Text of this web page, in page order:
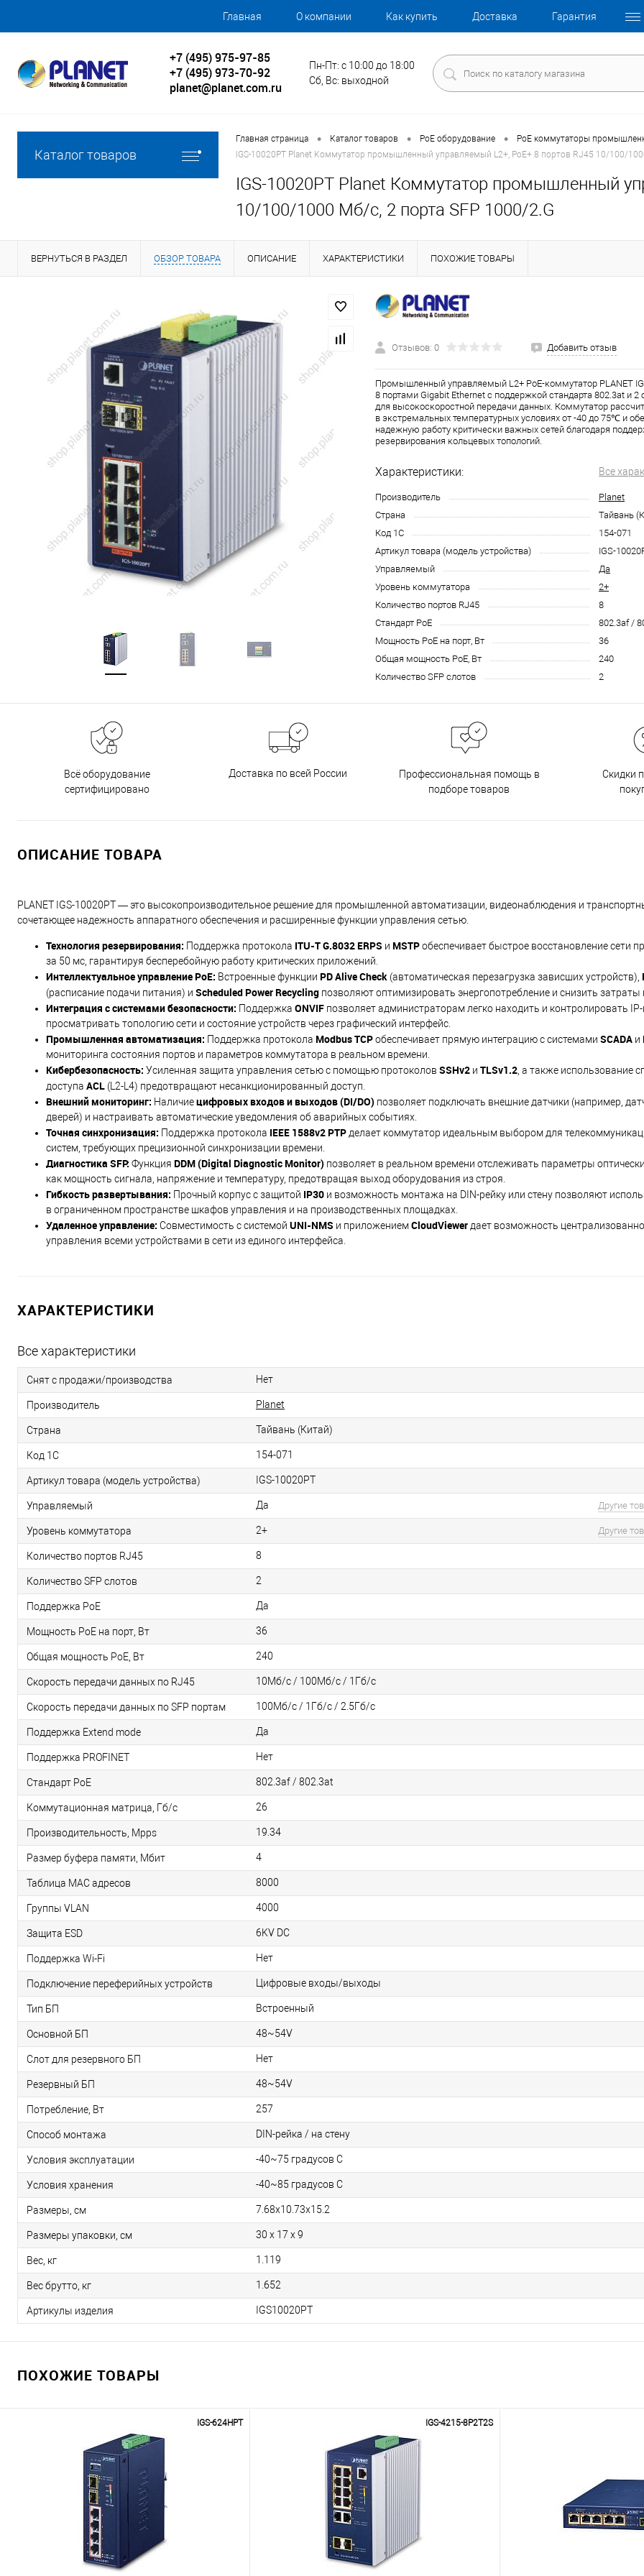
Главная О компании Как купить Доставка Гарантия
+7 (495) 975-97-85
+7 (495) 973-70-92
planet@planet.com.ru
Пн-Пт: с 10:00 до 18:00
Сб, Вс: выходной
Каталог товаров
Главная страница • Каталог товаров • PoE оборудование • PoE коммутаторы
IGS-10020PT Planet Коммутатор промышленный управляемый L2+, PoE+ 8 портов RJ45 10/100/
IGS-10020PT Planet Коммутатор промышленный
10/100/1000 Мб/с, 2 порта SFP 1000/2.G
ВЕРНУТЬСЯ В РАЗДЕЛ ОБЗОР ТОВАРА ОПИСАНИЕ ХАРАКТЕРИСТИКИ ПОХОЖИЕ ТОВАРЫ
Отзывов: 0 Добавить отзыв
Промышленный управляемый L2+ PoE-коммутатор PLANET
8 портами Gigabit Ethernet с поддержкой стандарта 802.3at и 2
для высокоскоростной передачи данных. Коммутатор
в экстремальных температурных условиях от -40 до 75℃ и
надежную работу критически важных сетей благодаря
резервирования кольцевых топологий.
Характеристики: Все
Производитель
Planet
Страна
Тайвань
Код 1С
154-071
Артикул товара (модель устройства)
IGS-
Управляемый
Да
Уровень коммутатора
2+
Количество портов RJ45
8
Стандарт PoE
802.3af /
Мощность PoE на порт, Вт
36
Общая мощность PoE, Вт
240
Количество SFP слотов
2
Всё оборудование
сертифицировано
Доставка по всей России
Профессиональная помощь в
подборе товаров
Скидки
ОПИСАНИЕ ТОВАРА
PLANET IGS-10020PT — это высокопроизводительное решение для промышленной автоматизации, видеонаблюдения и
сочетающее надежность аппаратного обеспечения и расширенные функции управления сетью.
Технология резервирования: Поддержка протокола ITU-T G.8032 ERPS и MSTPобеспечивает быстрое восстановление сети
за 50 мс, гарантируя бесперебойную работу критических приложений.
Интеллектуальное управление PoE: Встроенные функции PD Alive Check (автоматическая перезагрузка зависших устройств),
(расписание подачи питания) и Scheduled Power Recycling позволяют оптимизировать энергопотребление и снизить затраты
Интеграция с системами безопасности: Поддержка ONVIF позволяет администраторам легко находить и контролировать
просматривать топологию сети и состояние устройств через графический интерфейс.
Промышленная автоматизация: Поддержка протокола Modbus TCPобеспечивает прямую интеграцию с системами SCADA и
мониторинга состояния портов и параметров коммутатора в реальном времени.
Кибербезопасность: Усиленная защита управления сетью с помощью протоколов SSHv2 и TLSv1.2 , а также использование
доступа ACL (L2-L4) предотвращают несанкционированный доступ.
Внешний мониторинг: Наличиецифровых входов и выходов (DI/DO) позволяет подключать внешние датчики (например,
дверей) и настраивать автоматические уведомления об аварийных событиях.
Точная синхронизация: Поддержка протокола IEEE 1588v2 PTP делает коммутатор идеальным выбором для
систем, требующих прецизионной синхронизации времени.
Диагностика SFP: Функция DDM (Digital Diagnostic Monitor) позволяет в реальном времени отслеживать параметры
как мощность сигнала, напряжение и температуру, предотвращая выход оборудования из строя.
Гибкость развертывания: Прочный корпус с защитой IP30 и возможность монтажа на DIN-рейку или стену позволяют
в ограниченном пространстве шкафов управления и на производственных площадках.
Удаленное управление: Совместимость с системой UNI-NMS и приложениемCloudViewer дает возможность
управления всеми устройствами в сети из единого интерфейса.
ХАРАКТЕРИСТИКИ
Все характеристики
Снят с продажи/производства Нет
Производитель Planet
Страна Тайвань (Китай)
Код 1С 154-071
Артикул товара (модель устройства) IGS-10020PT
Управляемый Да Другие
Уровень коммутатора 2+ Другие
Количество портов RJ45 8
Количество SFP слотов 2
Поддержка PoE Да
Мощность PoE на порт, Вт 36
Общая мощность PoE, Вт 240
Скорость передачи данных по RJ45 10Мб/с / 100Мб/с / 1Гб/с
Скорость передачи данных по SFP портам 100Мб/с / 1Гб/с / 2.5Гб/с
Поддержка Extend mode Да
Поддержка PROFINET Нет
Стандарт PoE 802.3af / 802.3at
Коммутационная матрица, Гб/с 26
Производительность, Mpps 19.34
Размер буфера памяти, Мбит 4
Таблица MAC адресов 8000
Группы VLAN 4000
Защита ESD 6KV DC
Поддержка Wi-Fi Нет
Подключение переферийных устройств Цифровые входы/выходы
Тип БП Встроенный
Основной БП 48~54V
Слот для резервного БП Нет
Резервный БП 48~54V
Потребление, Вт 257
Способ монтажа DIN-рейка / на стену
Условия эксплуатации -40~75 градусов C
Условия хранения -40~85 градусов C
Размеры, см 7.68x10.73x15.2
Размеры упаковки, см 30 x 17 x 9
Вес, кг 1.119
Вес брутто, кг 1.652
Артикулы изделия IGS10020PT
ПОХОЖИЕ ТОВАРЫ
IGS-624HPT IGS-4215-8P2T2S